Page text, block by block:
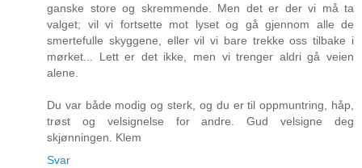
ganske store og skremmende. Men det er der vi må ta
valget; vil vi fortsette mot lyset og gå gjennom alle de
smertefulle skyggene, eller vil vi bare trekke oss tilbake i
mørket... Lett er det ikke, men vi trenger aldri gå veien
alene.
Du var både modig og sterk, og du er til oppmuntring, håp,
trøst og velsignelse for andre. Gud velsigne deg
skjønningen. Klem
Svar